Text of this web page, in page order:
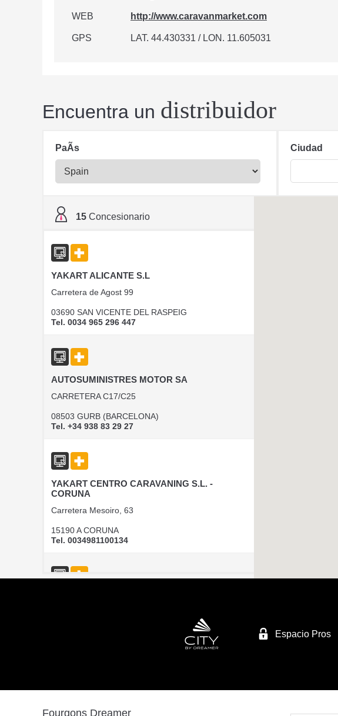
WEB http://www.caravanmarket.com
GPS LAT. 44.430331 / LON. 11.605031
Encuentra un distribuidor
PaÃ­s Ciudad
15 Concesionario
YAKART ALICANTE S.L
Carretera de Agost 99
03690 SAN VICENTE DEL RASPEIG
Tel. 0034 965 296 447
AUTOSUMINISTRES MOTOR SA
CARRETERA C17/C25
08503 GURB (BARCELONA)
Tel. +34 938 83 29 27
YAKART CENTRO CARAVANING S.L. -
CORUNA
Carretera Mesoiro, 63
15190 A CORUNA
Tel. 0034981100134
Espacio Pros
Fourgons Dreamer